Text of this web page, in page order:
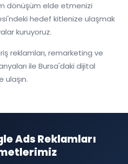
dönüşüm elde etmenizi
hedef kitlenize ulaşmak
kuruyoruz.
reklamları, remarketing ve
ile Bursa'daki dijital
Ads Reklamları